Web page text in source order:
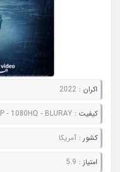
اکران :2022
کیفیت :480P - 720P - 1080P - 1080HQ - BLURAY
کشور :آمریکا
امتیاز : 5.9